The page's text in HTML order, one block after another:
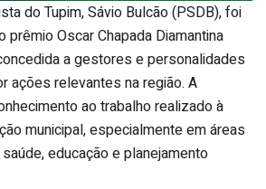
do Tupim, Sávio Bulcão (PSDB), foi
prêmio Oscar Chapada Diamantina
a gestores e personalidades
ações relevantes na região. A
ao trabalho realizado à
municipal, especialmente em áreas
educação e planejamento